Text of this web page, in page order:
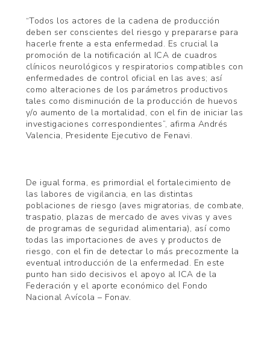
“Todos los actores de la cadena de producción
deben ser conscientes del riesgo y prepararse para
hacerle frente a esta enfermedad. Es crucial la
promoción de la notificación al ICA de cuadros
clínicos neurológicos y respiratorios compatibles con
enfermedades de control oficial en las aves; así
como alteraciones de los parámetros productivos
tales como disminución de la producción de huevos
y/o aumento de la mortalidad, con el fin de iniciar las
investigaciones correspondientes”, afirma Andrés
Valencia, Presidente Ejecutivo de Fenavi.
De igual forma, es primordial el fortalecimiento de
las labores de vigilancia, en las distintas
poblaciones de riesgo (aves migratorias, de combate,
traspatio, plazas de mercado de aves vivas y aves
de programas de seguridad alimentaria), así como
todas las importaciones de aves y productos de
riesgo, con el fin de detectar lo más precozmente la
eventual introducción de la enfermedad. En este
punto han sido decisivos el apoyo al ICA de la
Federación y el aporte económico del Fondo
Nacional Avícola – Fonav.